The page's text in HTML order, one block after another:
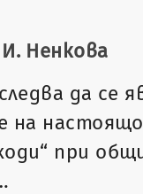
Ненкова
да се
на
при